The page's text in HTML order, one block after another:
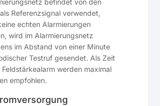
befindet von den
Referenzsignal verwendet,
echten Alarmierungen
wird im Alarmierungsnetz
im Abstand von einer Minute
Testruf gesendet. Als Zeit
Feldstärkealarm werden maximal
empfohlen.